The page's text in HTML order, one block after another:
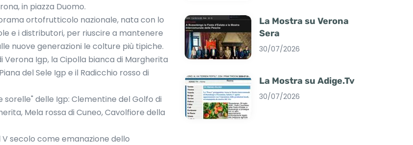
in piazza Duomo.
ortofrutticolo nazionale, nata con lo
e i distributori, per riuscire a mantenere
nuove generazioni le colture più tipiche.
Verona Igp, la Cipolla bianca di Margherita
del Sele Igp e il Radicchio rosso di
delle Igp: Clementine del Golfo di
Mela rossa di Cuneo, Cavolfiore della
secolo come emanazione dello
La Mostra su Verona
Sera
30/07/2026
La Mostra su Adige.Tv
30/07/2026